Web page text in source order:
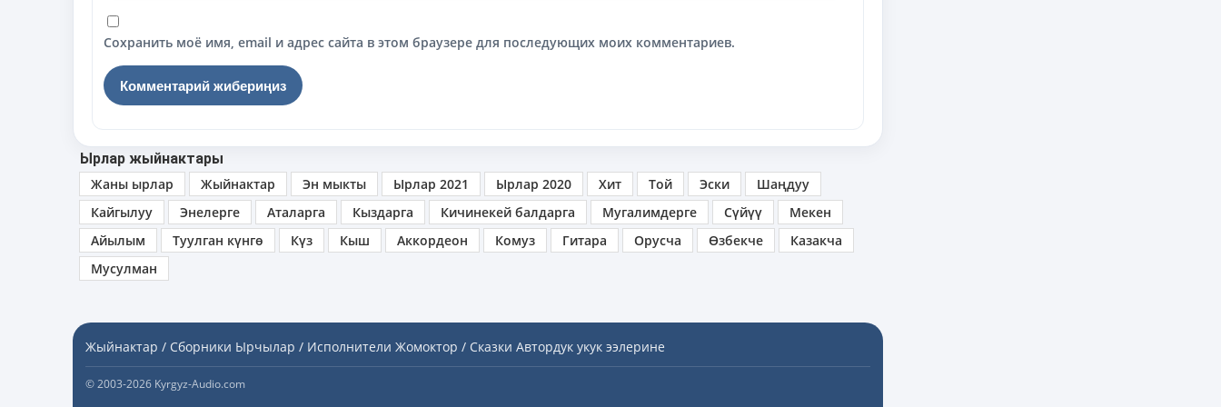
Сохранить моё имя, email и адрес сайта в этом браузере для последующих моих комментариев.
Ырлар жыйнактары
Жаны ырлар
Жыйнактар Эн мыкты Ырлар 2021 Ырлар 2020 Хит Той Эски
Шаңдуу
Кайгылуу
Энелерге Аталарга Кыздарга Кичинекей балдарга Мугалимдерге Сүйүү
Мекен
Айылым
Туулган күнгө Күз Кыш Аккордеон Комуз Гитара Орусча Өзбекче
Казакча
Мусулман
Жыйнактар / Сборники Ырчылар / Исполнители Жомоктор / Сказки Автордук укук ээлерине
© 2003-2026 Kyrgyz-Audio.com